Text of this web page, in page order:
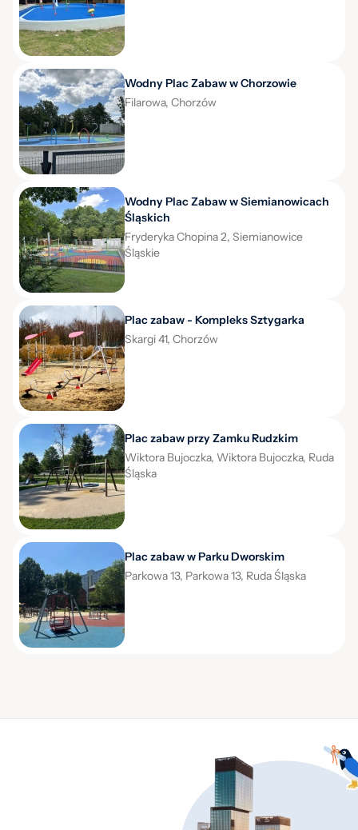
Wodny Plac Zabaw w Chorzowie
Filarowa, Chorzów
Wodny Plac Zabaw w Siemianowicach
Śląskich
Fryderyka Chopina 2, Siemianowice
Śląskie
Plac zabaw - Kompleks Sztygarka
Skargi 41, Chorzów
Plac zabaw przy Zamku Rudzkim
Wiktora Bujoczka, Wiktora Bujoczka, Ruda
Śląska
Plac zabaw w Parku Dworskim
Parkowa 13, Parkowa 13, Ruda Śląska